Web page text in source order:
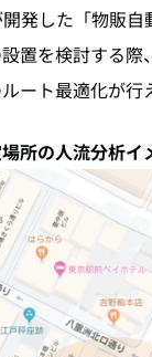
発した「物販
置を検討する
ート最適化が行
所の人流分析イ